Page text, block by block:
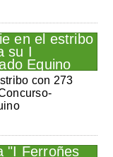
con 273